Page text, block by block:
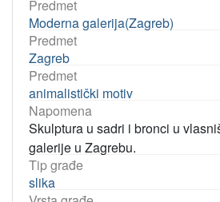
Predmet
Moderna galerija(Zagreb)
Predmet
Zagreb
Predmet
animalistički motiv
Napomena
Skulptura u sadri i bronci u
galerije u Zagrebu.
Tip građe
slika